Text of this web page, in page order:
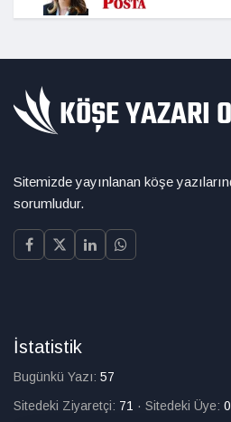
öngörü ve vizyonla
Sitemizde yayınlanan köşe
sorumludur.
İstatistik
Bugünkü Yazı: 57
Sitedeki Ziyaretçi: 71 · Sitedeki Üye: 0